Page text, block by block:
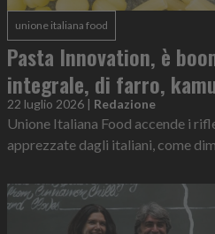
unione italiana food
Pasta Innovation, è
integrale, di farro,
22 luglio 2026 | Redazione
Unione Italiana Food accende i
apprezzate dagli italiani, come